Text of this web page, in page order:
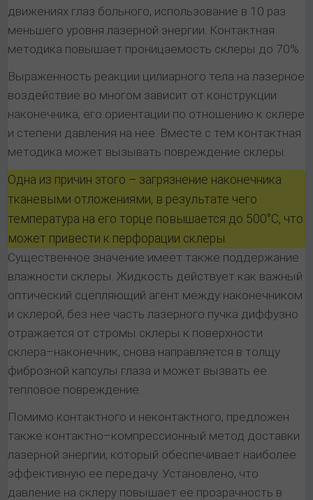
движениях глаз больного, использование в 10 раз
меньшего уровня лазерной энергии. Контактная
методика повышает проницаемость склеры до 70%.
Выраженность реакции цилиарного тела на лазерное
воздействие во многом зависит от конструкции
наконечника, его ориентации по отношению к склере
и степени давления на нее. Вместе с тем контактная
методика может вызывать повреждение склеры.
Одна из причин этого – загрязнение наконечника
тканевыми отложениями, в результате чего
температура на его торце повышается до 500°С, что
может привести к перфорации склеры.
Существенное значение имеет также поддержание
влажности склеры. Жидкость действует как важный
оптический сцепляющий агент между наконечником
и склерой, без нее часть лазерного пучка диффузно
отражается от стромы склеры к поверхности
склера–наконечник, снова направляется в толщу
фиброзной капсулы глаза и может вызвать ее
тепловое повреждение.
Помимо контактного и неконтактного, предложен
также контактно–компрессионный метод доставки
лазерной энергии, который обеспечивает наиболее
эффективную ее передачу. Установлено, что
давление на склеру повышает ее прозрачность в